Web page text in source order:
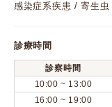
感染症系疾患 / 寄生虫
診療時間
診察時間
10:00 ~ 13:00
16:00 ~ 19:00